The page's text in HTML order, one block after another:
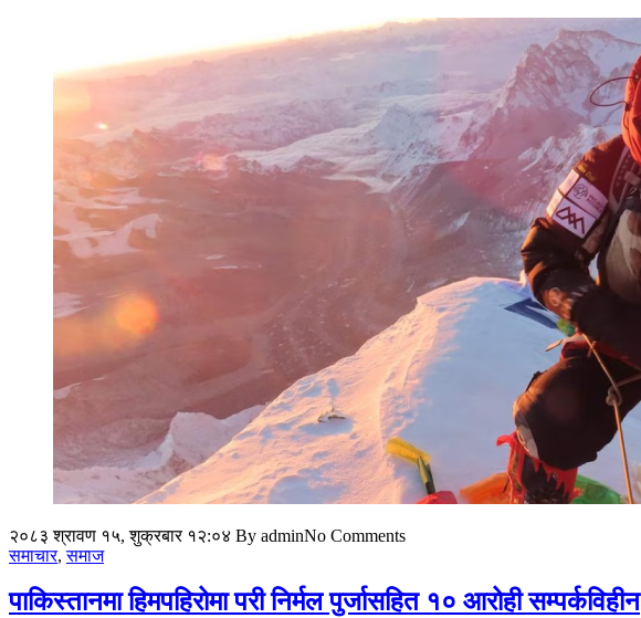
२०८३ श्रावण १५, शुक्रबार १२:०४ By adminNo Comments
समाचार,समाज
पाकिस्तानमा हिमपहिरोमा परी निर्मल पुर्जासहित १० आरोही सम्पर्कविहीन